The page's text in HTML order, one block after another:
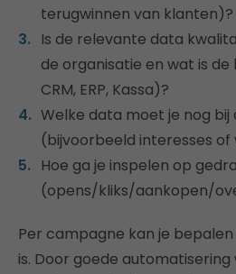
terugwinnen van klanten)?
Is de relevante data
de organisatie en wat is
CRM, ERP, Kassa)?
Welke data moet je nog
(bijvoorbeeld interesses
Hoe ga je inspelen op
(opens/kliks/aankopen/
Per campagne kan je
is. Door goede